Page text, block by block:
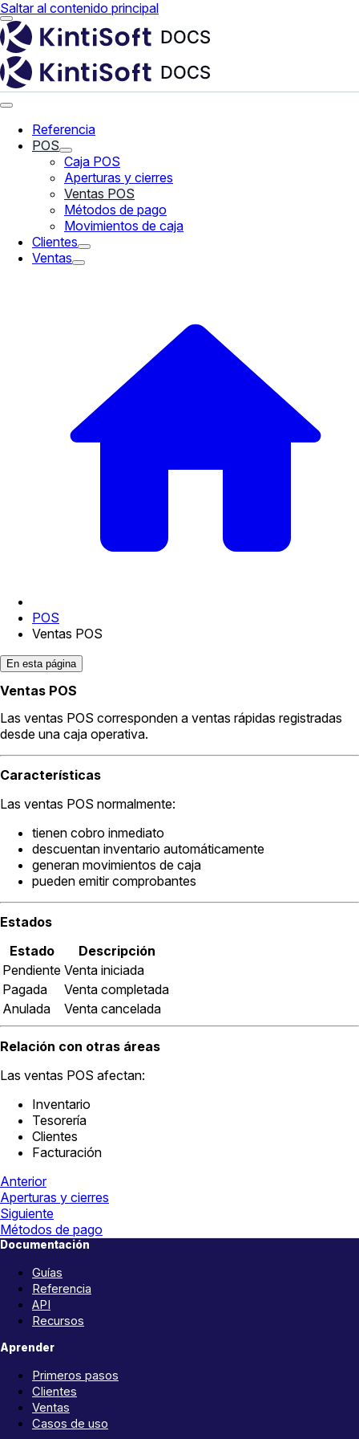
Saltar al contenido principal
Referencia
POS
Caja POS
Aperturas y cierres
Ventas POS
Métodos de pago
Movimientos de caja
Clientes
Ventas
POS
Ventas POS
En esta página
Ventas POS
Las ventas POS corresponden a ventas rápidas registradas
desde una caja operativa.
Características
Las ventas POS normalmente:
tienen cobro inmediato
descuentan inventario automáticamente
generan movimientos de caja
pueden emitir comprobantes
Estados
Estado
Descripción
Pendiente Venta iniciada
Pagada
Venta completada
Anulada
Venta cancelada
Relación con otras áreas
Las ventas POS afectan:
Inventario
Tesorería
Clientes
Facturación
Anterior
Aperturas y cierres
Siguiente
Métodos de pago
Documentación
Guías
Referencia
API
Recursos
Aprender
Primeros pasos
Clientes
Ventas
Casos de uso